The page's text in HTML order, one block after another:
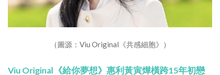
（圖源：Viu Original《共感細胞》）
Viu Original《給你夢想》惠利黃寅燁橫跨15年初戀